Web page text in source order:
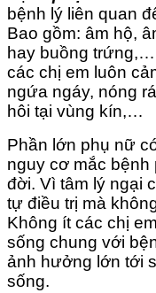
bệnh lý liên quan
Bao gồm: âm hộ,
hay buồng
các chị em luôn
ngứa ngáy, nóng
hôi tại vùng kín,…
Phần lớn phụ nữ
nguy cơ mắc bệnh
đời. Vì tâm lý ngại
tự điều trị mà
Không ít các chị
sống chung với
ảnh hưởng lớn tới
sống.